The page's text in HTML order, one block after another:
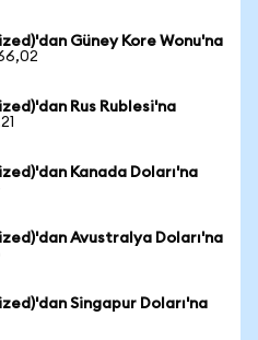
Güney Kore Wonu'na
Rus Rublesi'na
Kanada Doları'na
Avustralya Doları'na
Singapur Doları'na